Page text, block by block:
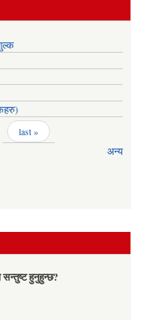
last »
अन्य
सन्तुष्ट हुनुहुन्छ?